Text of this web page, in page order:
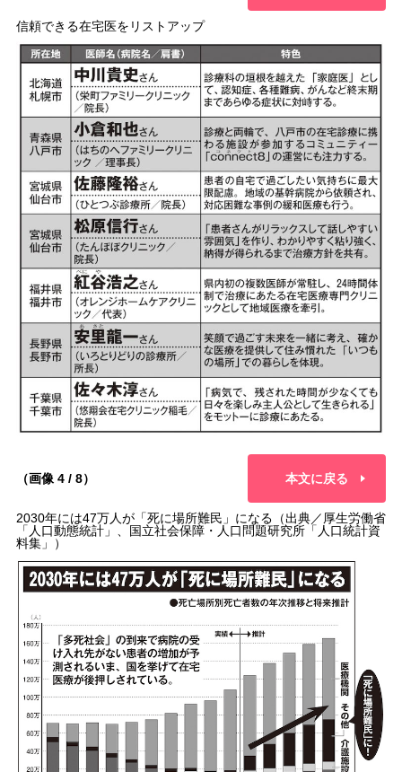
信頼できる在宅医をリストアップ
（画像 4 / 8） 本文に戻る
2030年には47万人が「死に場所難民」になる（出典／厚生労働省
「人口動態統計」、国立社会保障・人口問題研究所「人口統計資
料集」）